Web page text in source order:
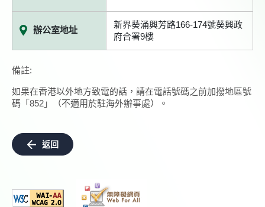
辦公室地址
新界葵涌興芳路166-174號葵興政
府合署9樓
備註:
如果在香港以外地方致電的話，請在電話號碼之前加撥地區號
碼「852」（不適用於駐海外辦事處）。
返回